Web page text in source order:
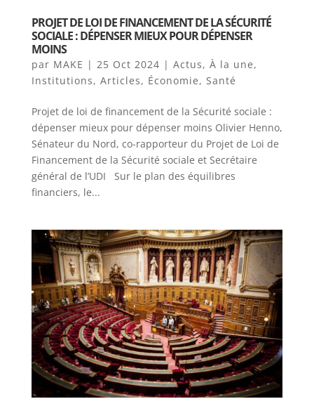
PROJET DE LOI DE FINANCEMENT DE LA SÉCURITÉ
SOCIALE : DÉPENSER MIEUX POUR DÉPENSER
MOINS
par MAKE | 25 Oct 2024 | Actus, À la une,
Institutions, Articles, Économie, Santé
Projet de loi de financement de la Sécurité sociale :
dépenser mieux pour dépenser moins Olivier Henno,
Sénateur du Nord, co-rapporteur du Projet de Loi de
Financement de la Sécurité sociale et Secrétaire
général de l’UDI Sur le plan des équilibres
financiers, le...